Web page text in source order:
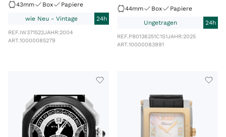
43mm Box
Papiere
wie Neu - Vintage
24h
REF.IW371522JAHR:2004
ART.10000085279
44mm Box
Papiere
Ungetragen
24h
REF.PB0136251C1S1JAHR:2025
ART.10000083991